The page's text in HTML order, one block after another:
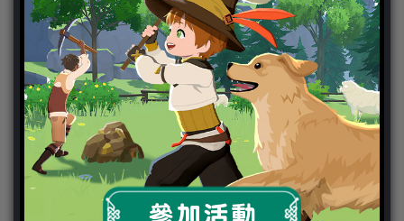
PS VITA
PS3
PS4
PSP
Wii
Wiiu
XBOX ONE